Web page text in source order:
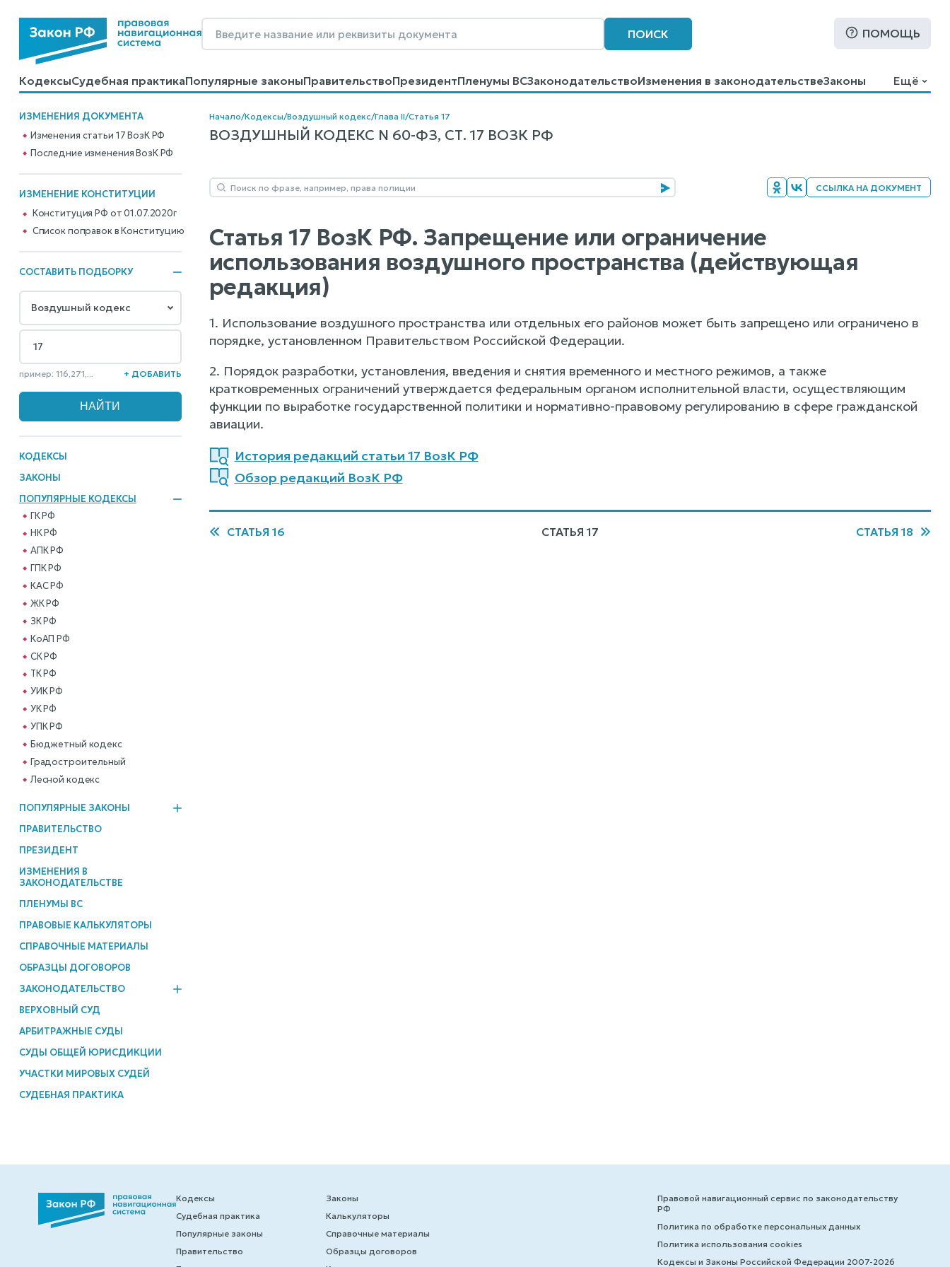
ПОИСК ПОМОЩЬ
КодексыСудебная практикаПопулярные законыПравительствоПрезидентПленумы ВСЗаконодательствоИзменения в законодательствеЗаконы
КалькуляторыСправочные материалыОбразцы договоровКонтактыПомощьПоиск
Ещё
ИЗМЕНЕНИЯ ДОКУМЕНТА
Изменения статьи 17 ВозК РФ
Последние изменения ВозК РФ
ИЗМЕНЕНИЕ КОНСТИТУЦИИ
Конституция РФ от 01.07.2020г
Cписок поправок в Конституцию
СОСТАВИТЬ ПОДБОРКУ
пример: 116,271,... + ДОБАВИТЬ
КОДЕКСЫ
ЗАКОНЫ
ПОПУЛЯРНЫЕ КОДЕКСЫ
ГК РФ
НК РФ
АПК РФ
ГПК РФ
КАС РФ
ЖК РФ
ЗК РФ
КоАП РФ
СК РФ
ТК РФ
УИК РФ
УК РФ
УПК РФ
Бюджетный кодекс
Градостроительный
Лесной кодекс
ПОПУЛЯРНЫЕ ЗАКОНЫ
ПРАВИТЕЛЬСТВО
ПРЕЗИДЕНТ
ИЗМЕНЕНИЯ В
ЗАКОНОДАТЕЛЬСТВЕ
ПЛЕНУМЫ ВС
ПРАВОВЫЕ КАЛЬКУЛЯТОРЫ
СПРАВОЧНЫЕ МАТЕРИАЛЫ
ОБРАЗЦЫ ДОГОВОРОВ
ЗАКОНОДАТЕЛЬСТВО
ВЕРХОВНЫЙ СУД
АРБИТРАЖНЫЕ СУДЫ
СУДЫ ОБЩЕЙ ЮРИСДИКЦИИ
УЧАСТКИ МИРОВЫХ СУДЕЙ
СУДЕБНАЯ ПРАКТИКА
Начало/Кодексы/Воздушный кодекс/Глава II/Статья 17
ВОЗДУШНЫЙ КОДЕКС N 60-ФЗ, СТ. 17 ВОЗК РФ
ССЫЛКА НА ДОКУМЕНТ
Статья 17 ВозК РФ. Запрещение или ограничение
использования воздушного пространства (действующая
редакция)
1. Использование воздушного пространства или отдельных его районов может быть запрещено или ограничено в
порядке, установленном Правительством Российской Федерации.
2. Порядок разработки, установления, введения и снятия временного и местного режимов, а также
кратковременных ограничений утверждается федеральным органом исполнительной власти, осуществляющим
функции по выработке государственной политики и нормативно-правовому регулированию в сфере гражданской
авиации.
История редакций статьи 17 ВозК РФ
Обзор редакций ВозК РФ
СТАТЬЯ 16 СТАТЬЯ 17 СТАТЬЯ 18
Кодексы
Судебная практика
Популярные законы
Правительство
Законы
Калькуляторы
Справочные материалы
Образцы договоров
Правовой навигационный сервис по законодательству
РФ
Политика по обработке персональных данных
Политика использования cookies
Кодексы и Законы Российской Федерации 2007-2026